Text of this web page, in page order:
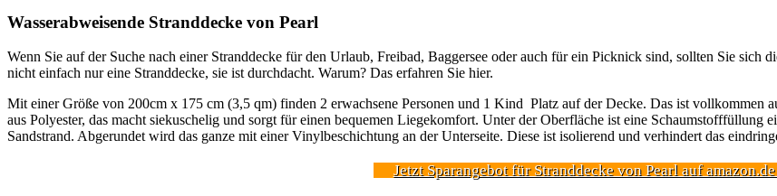
Wasserabweisende Stranddecke von Pearl
Wenn Sie auf der Suche nach einer Stranddecke für den Urlaub, Freibad, Baggersee oder auch für ein Picknick sind, sollten Sie sich
nicht einfach nur eine Stranddecke, sie ist durchdacht. Warum? Das erfahren Sie hier.
Mit einer Größe von 200cm x 175 cm (3,5 qm) finden 2 erwachsene Personen und 1 Kind Platz auf der Decke. Das ist vollkommen
aus Polyester, das macht siekuschelig und sorgt für einen bequemen Liegekomfort. Unter der Oberfläche ist eine Schaumstofffüllung
Sandstrand. Abgerundet wird das ganze mit einer Vinylbeschichtung an der Unterseite. Diese ist isolierend und verhindert das
Jetzt Sparangebot für Stranddecke von Pearl auf